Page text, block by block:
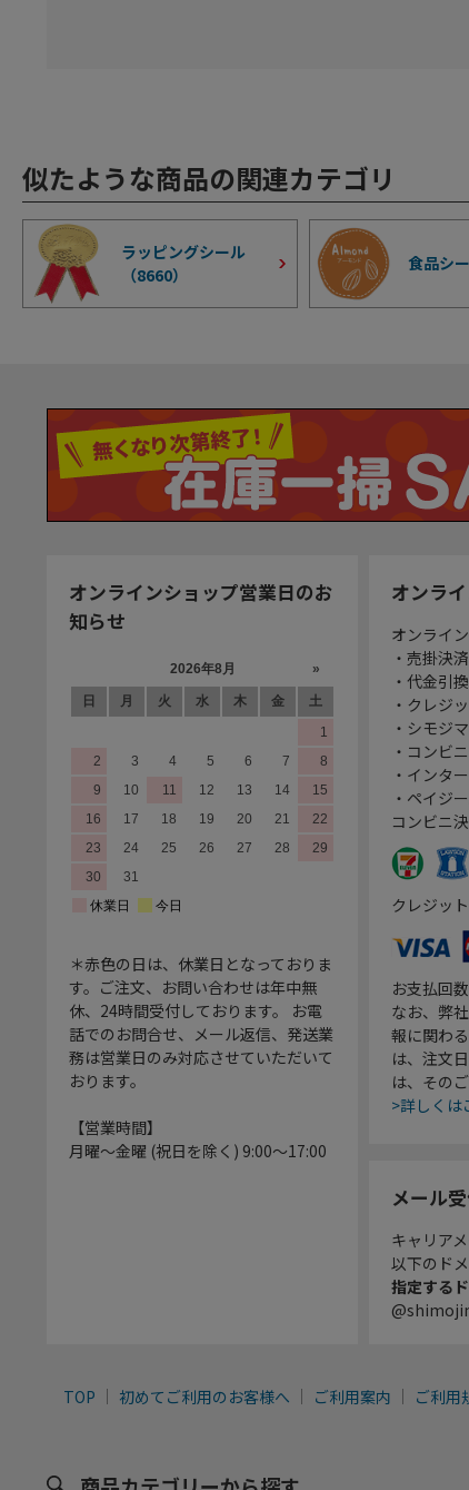
似たような商品の関連カテゴリ
ラッピングシール
（8660）
食品シ
オンラインショップ営業日のお
知らせ
＊赤色の日は、休業日となっておりま
す。ご注文、お問い合わせは年中無
休、24時間受付しております。 お電
話でのお問合せ、メール返信、発送業
務は営業日のみ対応させていただいて
おります。
【営業時間】
月曜～金曜 (祝日を除く) 9:00～17:00
オンラ
オンライ
・売掛決
・代金引換
・クレジ
・シモジ
・コンビ
・インタ
・ペイジ
コンビニ
クレジッ
お支払回
なお、弊
報に関わ
は、注文
は、その
>詳しくは
メール
キャリア
以下のド
指定する
TOP 初めてご利用のお客様へ ご利用案内 ご利用